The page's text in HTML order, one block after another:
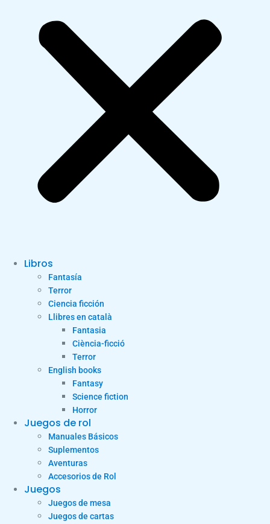
Libros
Fantasía
Terror
Ciencia ficción
Llibres en català
Fantasia
Ciència-ficció
Terror
English books
Fantasy
Science fiction
Horror
Juegos de rol
Manuales Básicos
Suplementos
Aventuras
Accesorios de Rol
Juegos
Juegos de mesa
Juegos de cartas